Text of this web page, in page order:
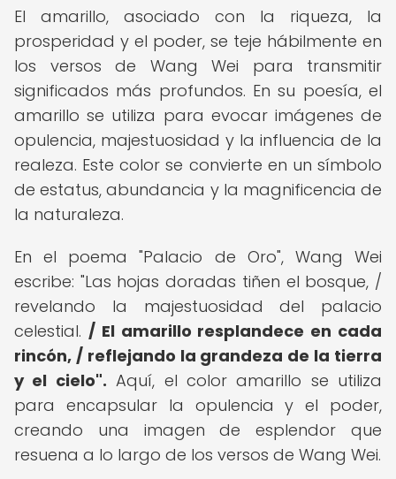
El amarillo, asociado con la riqueza, la
prosperidad y el poder, se teje hábilmente en
los versos de Wang Wei para transmitir
significados más profundos. En su poesía, el
amarillo se utiliza para evocar imágenes de
opulencia, majestuosidad y la influencia de la
realeza. Este color se convierte en un símbolo
de estatus, abundancia y la magnificencia de
la naturaleza.
En el poema "Palacio de Oro", Wang Wei
escribe: "Las hojas doradas tiñen el bosque, /
revelando la majestuosidad del palacio
celestial. / El amarillo resplandece en cada
rincón, / reflejando la grandeza de la tierra
y el cielo". Aquí, el color amarillo se utiliza
para encapsular la opulencia y el poder,
creando una imagen de esplendor que
resuena a lo largo de los versos de Wang Wei.